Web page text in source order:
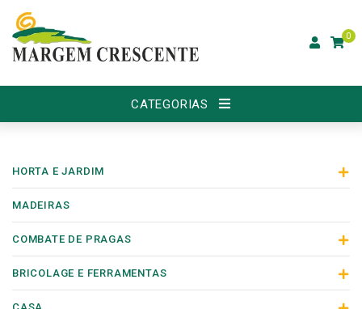
0
CATEGORIAS
HORTA E JARDIM
MADEIRAS
COMBATE DE PRAGAS
BRICOLAGE E FERRAMENTAS